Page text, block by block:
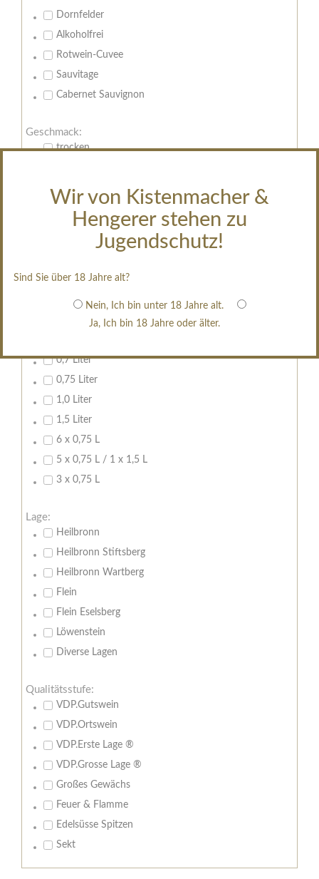
Wir von Kistenmacher &
Hengerer stehen zu
Jugendschutz!
Sind Sie über 18 Jahre alt?
Nein, Ich bin unter 18 Jahre alt.
Ja, Ich bin 18 Jahre oder älter.
Dornfelder
Alkoholfrei
Rotwein-Cuvee
Sauvitage
Cabernet Sauvignon
Geschmack:
trocken
halbtrocken
edelsüß
erfrischend, nicht zu süß
0,7 Liter
0,75 Liter
1,0 Liter
1,5 Liter
6 x 0,75 L
5 x 0,75 L / 1 x 1,5 L
3 x 0,75 L
Lage:
Heilbronn
Heilbronn Stiftsberg
Heilbronn Wartberg
Flein
Flein Eselsberg
Löwenstein
Diverse Lagen
Qualitätsstufe:
VDP.Gutswein
VDP.Ortswein
VDP.Erste Lage ®
VDP.Grosse Lage ®
Großes Gewächs
Feuer & Flamme
Edelsüsse Spitzen
Sekt